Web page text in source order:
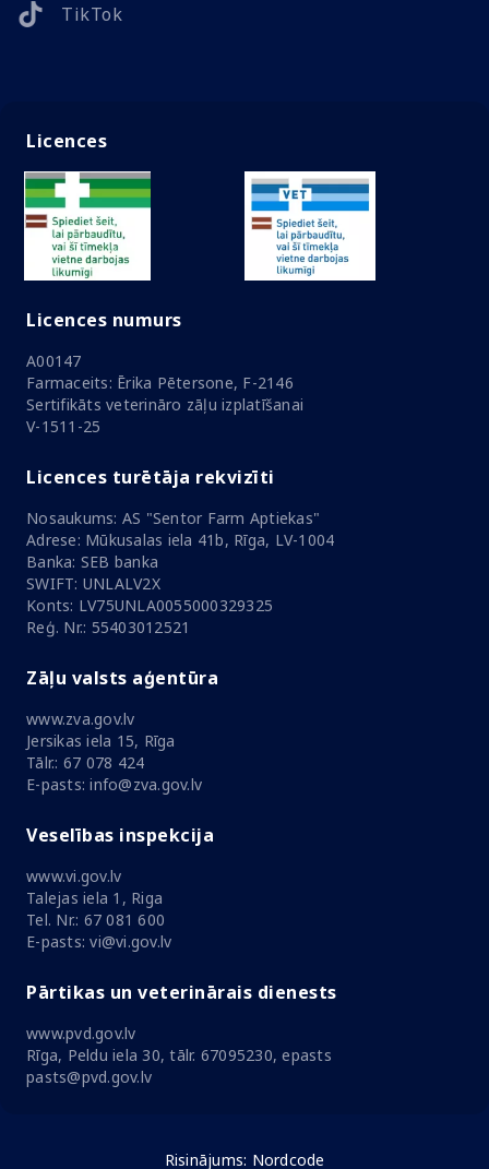
TikTok
Licences
Licences numurs
A00147
Farmaceits: Ērika Pētersone, F-2146
Sertifikāts veterināro zāļu izplatīšanai
V-1511-25
Licences turētāja rekvizīti
Nosaukums: AS "Sentor Farm Aptiekas"
Adrese: Mūkusalas iela 41b, Rīga, LV-1004
Banka: SEB banka
SWIFT: UNLALV2X
Konts: LV75UNLA0055000329325
Reģ. Nr.: 55403012521
Zāļu valsts aģentūra
www.zva.gov.lv
Jersikas iela 15, Rīga
Tālr.: 67 078 424
E-pasts: info@zva.gov.lv
Veselības inspekcija
www.vi.gov.lv
Talejas iela 1, Riga
Tel. Nr.: 67 081 600
E-pasts: vi@vi.gov.lv
Pārtikas un veterinārais dienests
www.pvd.gov.lv
Rīga, Peldu iela 30, tālr. 67095230, epasts
pasts@pvd.gov.lv
Risinājums: Nordcode